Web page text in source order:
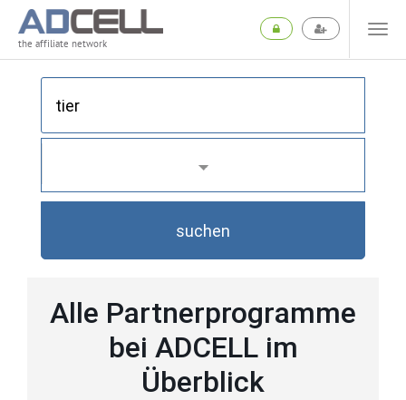
the affiliate network
suchen
Alle Partnerprogramme
bei ADCELL im
Überblick